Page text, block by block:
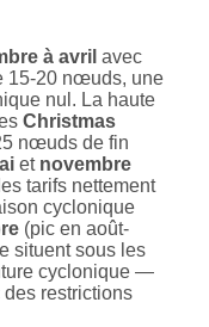
à avril avec
15-20 nœuds, une
nul. La haute
Christmas
nœuds de fin
et novembre
tarifs nettement
cyclonique
(pic en août-
situent sous les
cyclonique —
restrictions